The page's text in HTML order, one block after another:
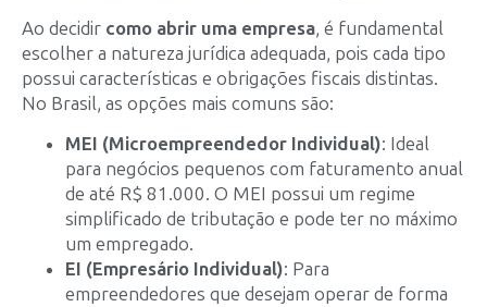
Ao decidir como abrir uma empresa, é fundamental
escolher a natureza jurídica adequada, pois cada tipo
possui características e obrigações fiscais distintas.
No Brasil, as opções mais comuns são:
MEI (Microempreendedor Individual): Ideal
para negócios pequenos com faturamento anual
de até R$ 81.000. O MEI possui um regime
simplificado de tributação e pode ter no máximo
um empregado.
EI (Empresário Individual): Para
empreendedores que desejam operar de forma